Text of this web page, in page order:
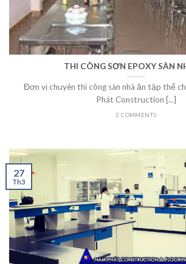
THI CÔNG SƠN EPOXY SÀN
Đơn vị chuyên thi công sàn nhà ăn tập thể
Phát Construction [...]
2 COMMENTS
27
Th3